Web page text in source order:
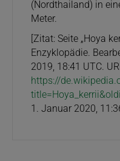
(Nordthailand) in
Meter.
[Zitat: Seite „Hoya
Enzyklopädie.
2019, 18:41 UTC.
https://
1. Januar 2020,